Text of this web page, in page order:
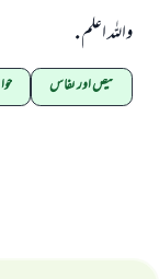
واللہ اعلم .
حیض اور نفاس